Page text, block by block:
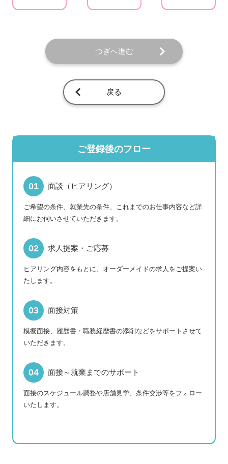
つぎへ進む
戻る
ご登録後のフロー
面談（ヒアリング）
ご希望の条件、就業先の条件、これまでのお仕事内容など詳
細にお伺いさせていただきます。
求人提案・ご応募
ヒアリング内容をもとに、オーダーメイドの求人をご提案い
たします。
面接対策
模擬面接、履歴書・職務経歴書の添削などをサポートさせて
いただきます。
面接～就業までのサポート
面接のスケジュール調整や店舗見学、条件交渉等をフォロー
いたします。